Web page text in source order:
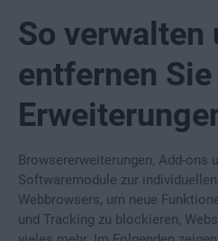
So verwalten
entfernen
Browsererweiterungen, Add-ons
Softwaremodule zur
Webbrowsers, um neue
und Tracking zu blockieren,